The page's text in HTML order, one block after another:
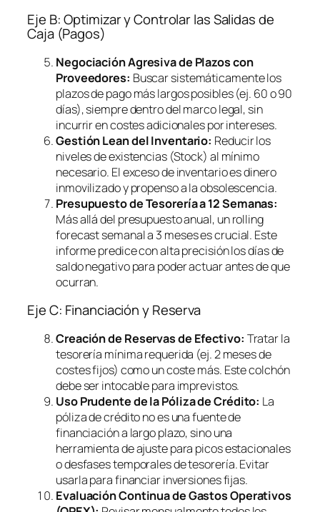
Eje B: Optimizar y Controlar las Salidas de
Caja (Pagos)
Negociación Agresiva de Plazos con
Proveedores: Buscar sistemáticamente los
plazos de pago más largos posibles (ej. 60 o 90
días), siempre dentro del marco legal, sin
incurrir en costes adicionales por intereses.
Gestión Lean del Inventario: Reducir los
niveles de existencias (Stock) al mínimo
necesario. El exceso de inventario es dinero
inmovilizado y propenso a la obsolescencia.
Presupuesto de Tesorería a 12 Semanas:
Más allá del presupuesto anual, unrolling
forecastsemanal a 3 meses es crucial. Este
informe predice con alta precisión los días de
saldo negativo para poder actuar antes de que
ocurran.
Eje C: Financiación y Reserva
Creación de Reservas de Efectivo: Tratar la
tesorería mínima requerida (ej. 2 meses de
costes fijos) como un coste más. Este colchón
debe ser intocable para imprevistos.
Uso Prudente de la Póliza de Crédito: La
póliza de crédito no es una fuente de
financiación a largo plazo, sino una
herramienta de ajuste para picos estacionales
o desfases temporales de tesorería. Evitar
usarla para financiar inversiones fijas.
Evaluación Continua de Gastos Operativos